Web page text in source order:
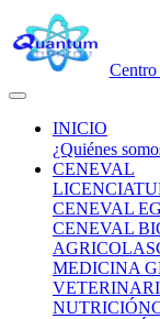
INICIO
¿Quiénes
CENEVAL
CENEVAL
CENEVAL
AGRICOLAS
MEDICINA
NUTRICIÓN